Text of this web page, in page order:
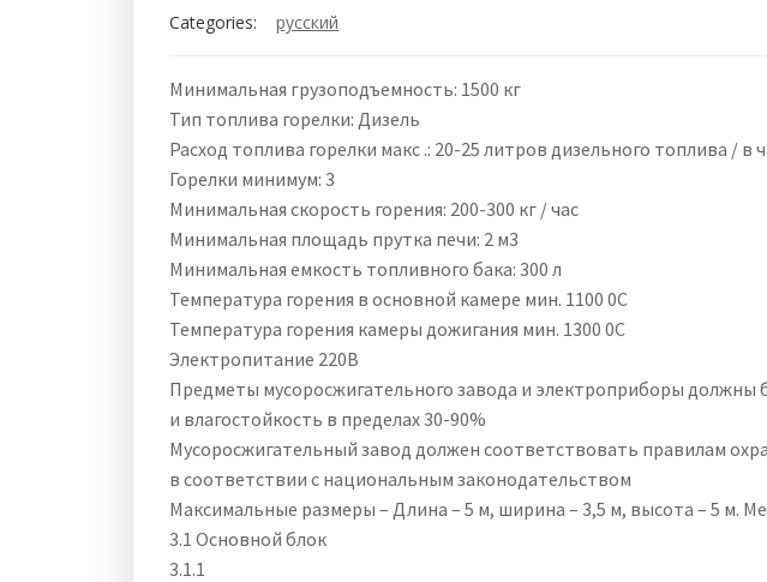
Categories: русский
Минимальная грузоподъемность: 1500 кг
Тип топлива горелки: Дизель
Расход топлива горелки макс .: 20-25 литров дизельного топлива / в
Горелки минимум: 3
Минимальная скорость горения: 200-300 кг / час
Минимальная площадь прутка печи: 2 м3
Минимальная емкость топливного бака: 300 л
Температура горения в основной камере мин. 1100 0C
Температура горения камеры дожигания мин. 1300 0C
Электропитание 220В
Предметы мусоросжигательного завода и электроприборы
и влагостойкость в пределах 30-90%
Мусоросжигательный завод должен соответствовать правилам
в соответствии с национальным законодательством
Максимальные размеры – Длина – 5 м, ширина – 3,5 м, высота – 5 м.
3.1 Основной блок
3.1.1